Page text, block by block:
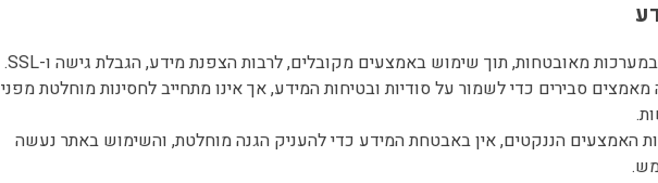
מאמצים סבירים כדי לשמור על סודיות ובטיחות המידע, אך אינו מתחייב לחסינות מוחלטת מפני
האמצעים הננקטים, אין באבטחת המידע כדי להעניק הגנה מוחלטת, והשימוש באתר נעשה